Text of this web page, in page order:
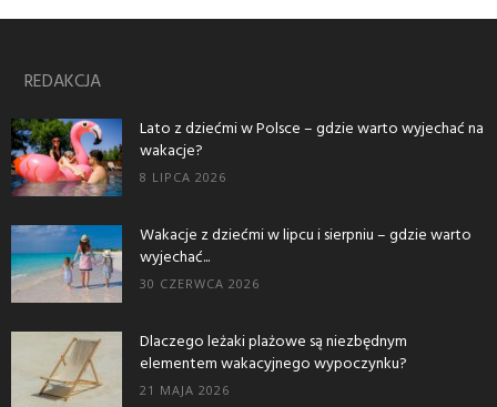
REDAKCJA
Lato z dziećmi w Polsce – gdzie warto wyjechać na
wakacje?
8 LIPCA 2026
Wakacje z dziećmi w lipcu i sierpniu – gdzie warto
wyjechać...
30 CZERWCA 2026
Dlaczego leżaki plażowe są niezbędnym
elementem wakacyjnego wypoczynku?
21 MAJA 2026